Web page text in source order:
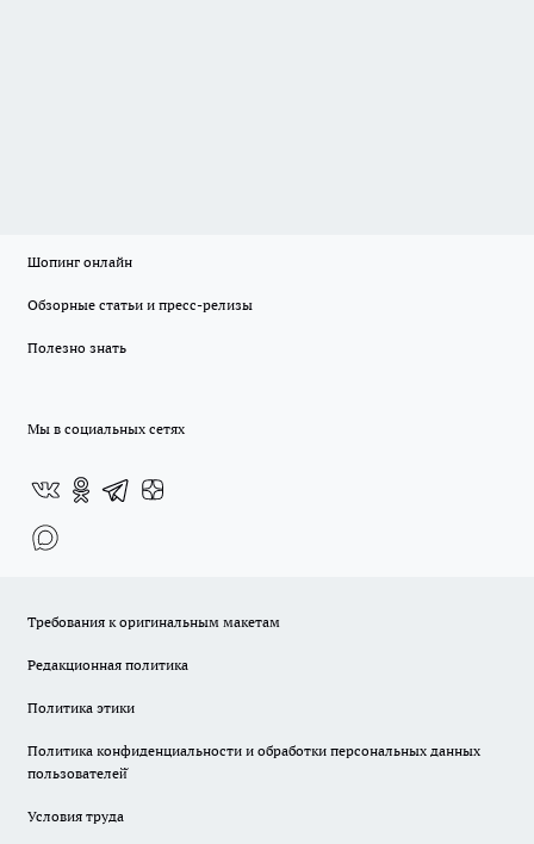
Шопинг онлайн
Обзорные статьи и пресс-релизы
Полезно знать
Мы в социальных сетях
Требования к оригинальным макетам
Редакционная политика
Политика этики
Политика конфиденциальности и обработки персональных данных
пользователей̆
Условия труда